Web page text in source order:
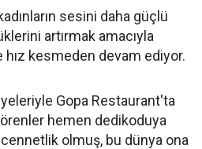
sesini daha güçlü
artırmak amacıyla
kesmeden devam ediyor.
Gopa Restaurant'ta
hemen dedikoduya
olmuş, bu dünya ona